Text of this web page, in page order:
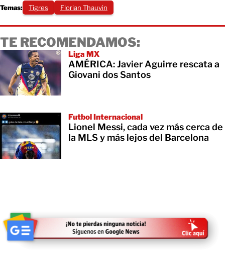
Temas: Tigres Florian Thauvin
TE RECOMENDAMOS:
Liga MX
AMÉRICA: Javier Aguirre rescata a
Giovani dos Santos
Futbol Internacional
Lionel Messi, cada vez más cerca de
la MLS y más lejos del Barcelona